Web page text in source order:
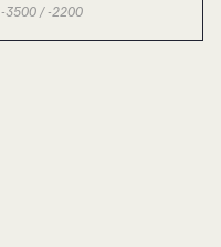
-3500 / -2200